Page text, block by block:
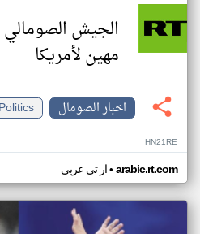
الجيش الصومالي
مهين لأمريكا
اخبار الصومال
Politics
HN21RE
ار تي عربي• arabic.rt.com